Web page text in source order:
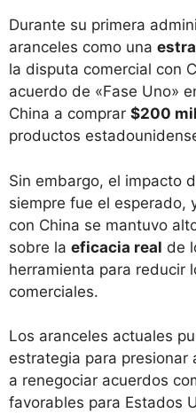
Durante su primera
aranceles como una
la disputa comercial con
acuerdo de «Fase Uno»
China a comprar $200
productos
Sin embargo, el impacto
siempre fue el esperado,
con China se mantuvo
sobre la eficacia real de
herramienta para reducir
comerciales.
Los aranceles actuales
estrategia para presionar
a renegociar acuerdos
favorables para Estados